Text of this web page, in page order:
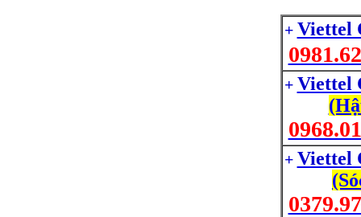
+ Viettel
+ Viettel
+ Viettel